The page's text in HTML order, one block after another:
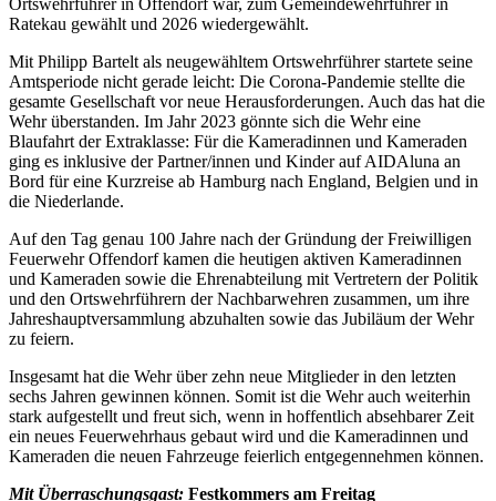
Ratekau gewählt und 2026 wiedergewählt.
Mit Philipp Bartelt als neugewähltem Ortswehrführer startete seine
Amtsperiode nicht gerade leicht: Die Corona-Pandemie stellte die
gesamte Gesellschaft vor neue Herausforderungen. Auch das hat die
Wehr überstanden. Im Jahr 2023 gönnte sich die Wehr eine
Blaufahrt der Extraklasse: Für die Kameradinnen und Kameraden
ging es inklusive der Partner/innen und Kinder auf AIDAluna an
Bord für eine Kurzreise ab Hamburg nach England, Belgien und in
die Niederlande.
Auf den Tag genau 100 Jahre nach der Gründung der Freiwilligen
Feuerwehr Offendorf kamen die heutigen aktiven Kameradinnen
und Kameraden sowie die Ehrenabteilung mit Vertretern der Politik
und den Ortswehrführern der Nachbarwehren zusammen, um ihre
Jahreshauptversammlung abzuhalten sowie das Jubiläum der Wehr
zu feiern.
Insgesamt hat die Wehr über zehn neue Mitglieder in den letzten
sechs Jahren gewinnen können. Somit ist die Wehr auch weiterhin
stark aufgestellt und freut sich, wenn in hoffentlich absehbarer Zeit
ein neues Feuerwehrhaus gebaut wird und die Kameradinnen und
Kameraden die neuen Fahrzeuge feierlich entgegennehmen können.
Mit Überraschungsgast: Festkommers am Freitag